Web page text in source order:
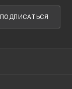
ПОДПИСАТЬСЯ